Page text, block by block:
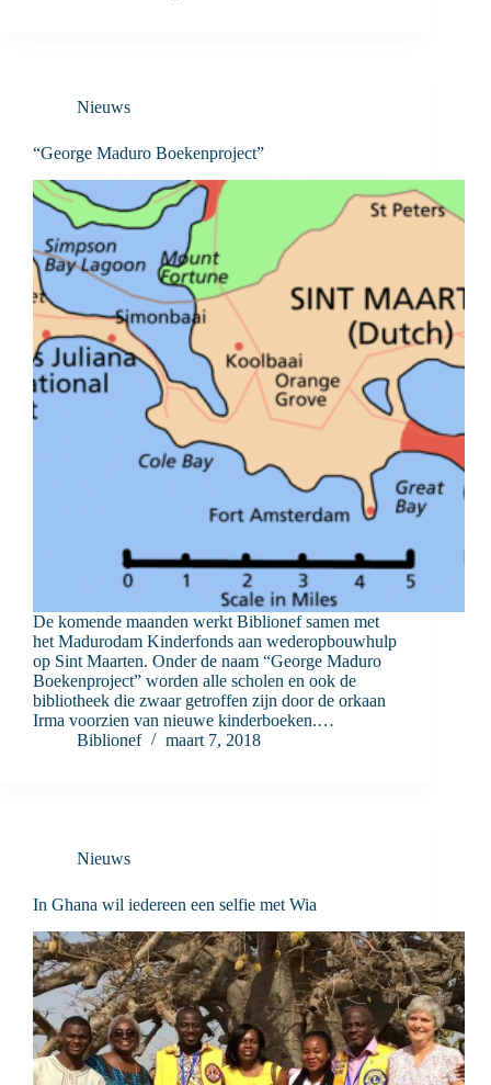
Nieuws
“George Maduro Boekenproject”
De komende maanden werkt Biblionef samen met
het Madurodam Kinderfonds aan wederopbouwhulp
op Sint Maarten. Onder de naam “George Maduro
Boekenproject” worden alle scholen en ook de
bibliotheek die zwaar getroffen zijn door de orkaan
Irma voorzien van nieuwe kinderboeken.…
Biblionef
maart 7, 2018
Nieuws
In Ghana wil iedereen een selfie met Wia